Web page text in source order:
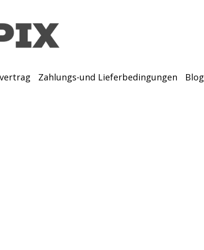
Zahlungs-und Lieferbedingungen Blog